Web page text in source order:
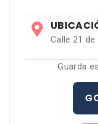
Calle 21
Guarda